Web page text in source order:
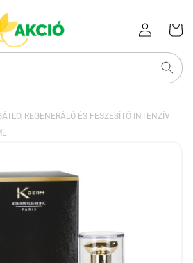
Bejelentkezés
kosara
REGENERÁLÓ ÉS FESZESÍTŐ INTENZÍV